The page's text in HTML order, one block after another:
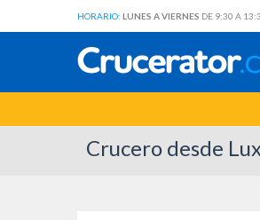
HORARIO: LUNES A VIERNES DE 9:30 A
Crucero desde